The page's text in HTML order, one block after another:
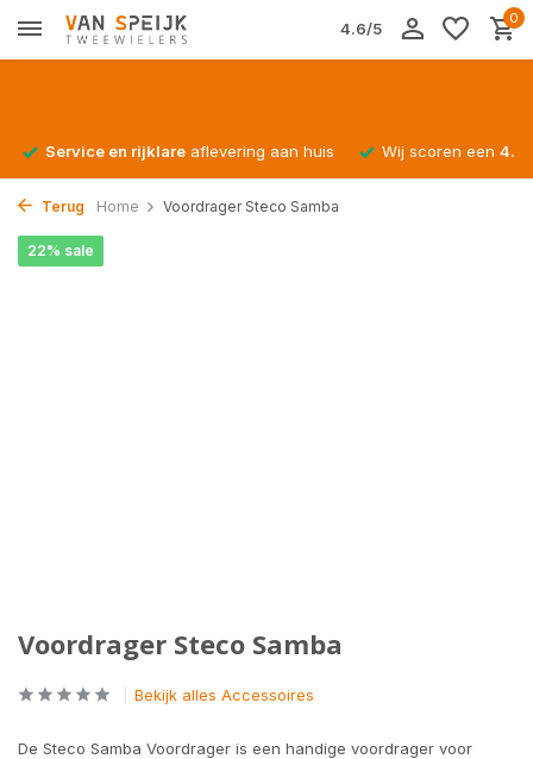
4.6/5
0
Service en rijklare aflevering aan huis Wij scoren een
Terug Home Voordrager Steco Samba
Voordrager Steco Samba
22% sale
Bekijk alles Accessoires
De Steco Samba Voordrager is een handige voordrager voor